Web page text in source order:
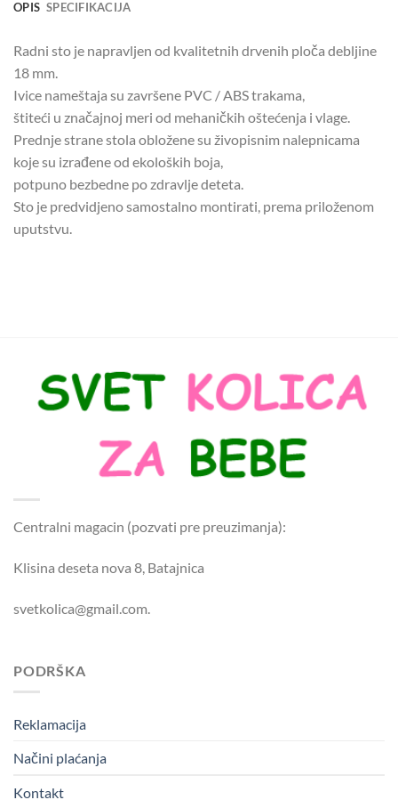
OPIS SPECIFIKACIJA
Radni sto je napravljen od kvalitetnih drvenih ploča debljine
18 mm.
Ivice nameštaja su završene PVC / ABS trakama,
štiteći u značajnoj meri od mehaničkih oštećenja i vlage.
Prednje strane stola obložene su živopisnim nalepnicama
koje su izrađene od ekoloških boja,
potpuno bezbedne po zdravlje deteta.
Sto je predvidjeno samostalno montirati, prema priloženom
uputstvu.
Centralni magacin (pozvati pre preuzimanja):
Klisina deseta nova 8, Batajnica
svetkolica@gmail.com.
PODRŠKA
Reklamacija
Načini plaćanja
Kontakt